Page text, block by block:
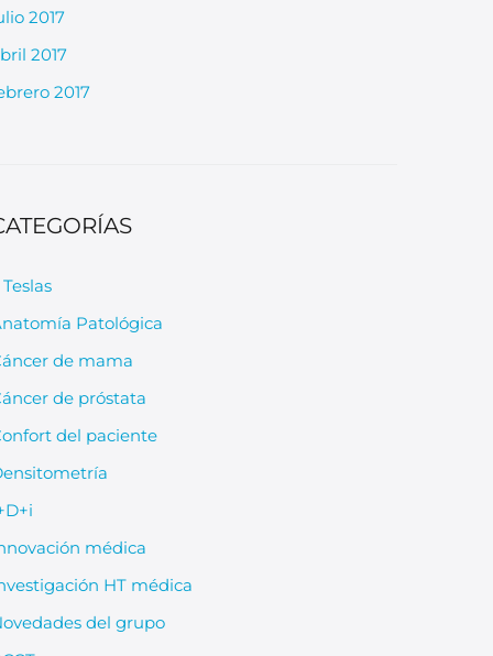
2017
2017
2017
Teslas
Patológica
de mama
de próstata
del paciente
médica
HT médica
del grupo